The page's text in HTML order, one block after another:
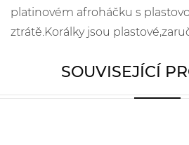
platinovém afroháčku s
ztrátě.Korálky jsou
SOUVISEJÍCÍ